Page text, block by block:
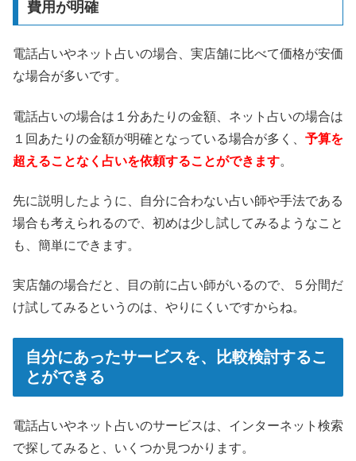
費用が明確
電話占いやネット占いの場合、実店舗に比べて価格が安価
な場合が多いです。
電話占いの場合は１分あたりの金額、ネット占いの場合は
１回あたりの金額が明確となっている場合が多く、 予算を
超えることなく占いを依頼することができます。
先に説明したように、自分に合わない占い師や手法である
場合も考えられるので、初めは少し試してみるようなこと
も、簡単にできます。
実店舗の場合だと、目の前に占い師がいるので、５分間だ
け試してみるというのは、やりにくいですからね。
自分にあったサービスを、比較検討するこ
とができる
電話占いやネット占いのサービスは、インターネット検索
で探してみると、いくつか見つかります。